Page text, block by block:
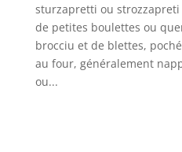
sturzapretti ou strozzapreti
de petites boulettes ou
brocciu et de blettes,
au four, généralement
ou...